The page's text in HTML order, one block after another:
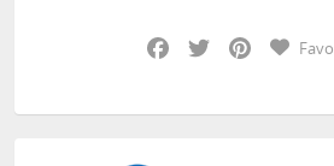
Facebook
Twitter Pinterest